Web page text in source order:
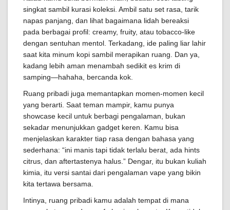
singkat sambil kurasi koleksi. Ambil satu set rasa, tarik
napas panjang, dan lihat bagaimana lidah bereaksi
pada berbagai profil: creamy, fruity, atau tobacco-like
dengan sentuhan mentol. Terkadang, ide paling liar lahir
saat kita minum kopi sambil merapikan ruang. Dan ya,
kadang lebih aman menambah sedikit es krim di
samping—hahaha, bercanda kok.
Ruang pribadi juga memantapkan momen-momen kecil
yang berarti. Saat teman mampir, kamu punya
showcase kecil untuk berbagi pengalaman, bukan
sekadar menunjukkan gadget keren. Kamu bisa
menjelaskan karakter tiap rasa dengan bahasa yang
sederhana: “ini manis tapi tidak terlalu berat, ada hints
citrus, dan aftertastenya halus.” Dengar, itu bukan kuliah
kimia, itu versi santai dari pengalaman vape yang bikin
kita tertawa bersama.
Intinya, ruang pribadi kamu adalah tempat di mana